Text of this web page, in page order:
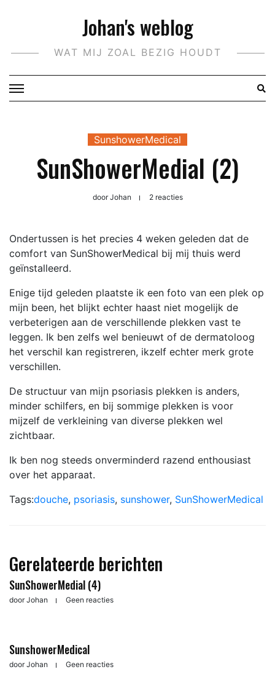
Johan's weblog
WAT MIJ ZOAL BEZIG HOUDT
SunshowerMedical
SunShowerMedial (2)
doorJohan 2 reacties
Ondertussen is het precies 4 weken geleden dat de
comfort van SunShowerMedical bij mij thuis werd
geïnstalleerd.
Enige tijd geleden plaatste ik een foto van een plek op
mijn been, het blijkt echter haast niet mogelijk de
verbeterigen aan de verschillende plekken vast te
leggen. Ik ben zelfs wel benieuwt of de dermatoloog
het verschil kan registreren, ikzelf echter merk grote
verschillen.
De structuur van mijn psoriasis plekken is anders,
minder schilfers, en bij sommige plekken is voor
mijzelf de verkleining van diverse plekken wel
zichtbaar.
Ik ben nog steeds onverminderd razend enthousiast
over het apparaat.
Tags:douche, psoriasis, sunshower, SunShowerMedical
Gerelateerde berichten
SunShowerMedial (4)
doorJohan Geen reacties
SunshowerMedical
doorJohan Geen reacties